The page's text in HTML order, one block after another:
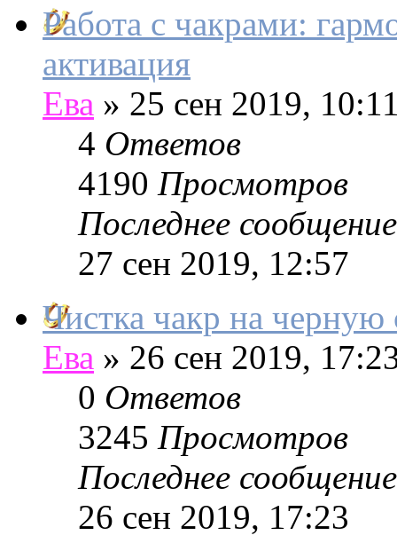
Работа с чакрами:
активация
Ева » 25 сен 2019,
4 Ответов
4190 Просмотров
Последнее сообщение
27 сен 2019, 12:57
Чистка чакр на черную
Ева » 26 сен 2019,
0 Ответов
3245 Просмотров
Последнее сообщение
26 сен 2019, 17:23